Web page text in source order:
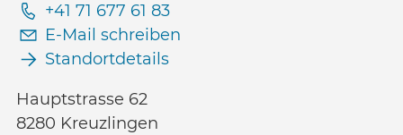
+41 71 677 61 83
E-Mail schreiben
Standortdetails
Hauptstrasse 62
8280 Kreuzlingen